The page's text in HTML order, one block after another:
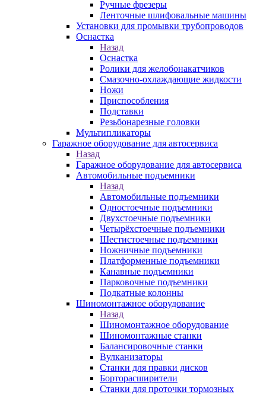
Ручные фрезеры
Ленточные шлифовальные машины
Установки для промывки трубопроводов
Оснастка
Назад
Оснастка
Ролики для желобонакатчиков
Смазочно-охлаждающие жидкости
Ножи
Приспособления
Подставки
Резьбонарезные головки
Мультипликаторы
Гаражное оборудование для автосервиса
Назад
Гаражное оборудование для автосервиса
Автомобильные подъемники
Назад
Автомобильные подъемники
Одностоечные подъемники
Двухстоечные подъемники
Четырёхстоечные подъемники
Шестистоечные подъемники
Ножничные подъемники
Платформенные подъемники
Канавные подъемники
Парковочные подъемники
Подкатные колонны
Шиномонтажное оборудование
Назад
Шиномонтажное оборудование
Шиномонтажные станки
Балансировочные станки
Вулканизаторы
Станки для правки дисков
Борторасширители
Станки для проточки тормозных